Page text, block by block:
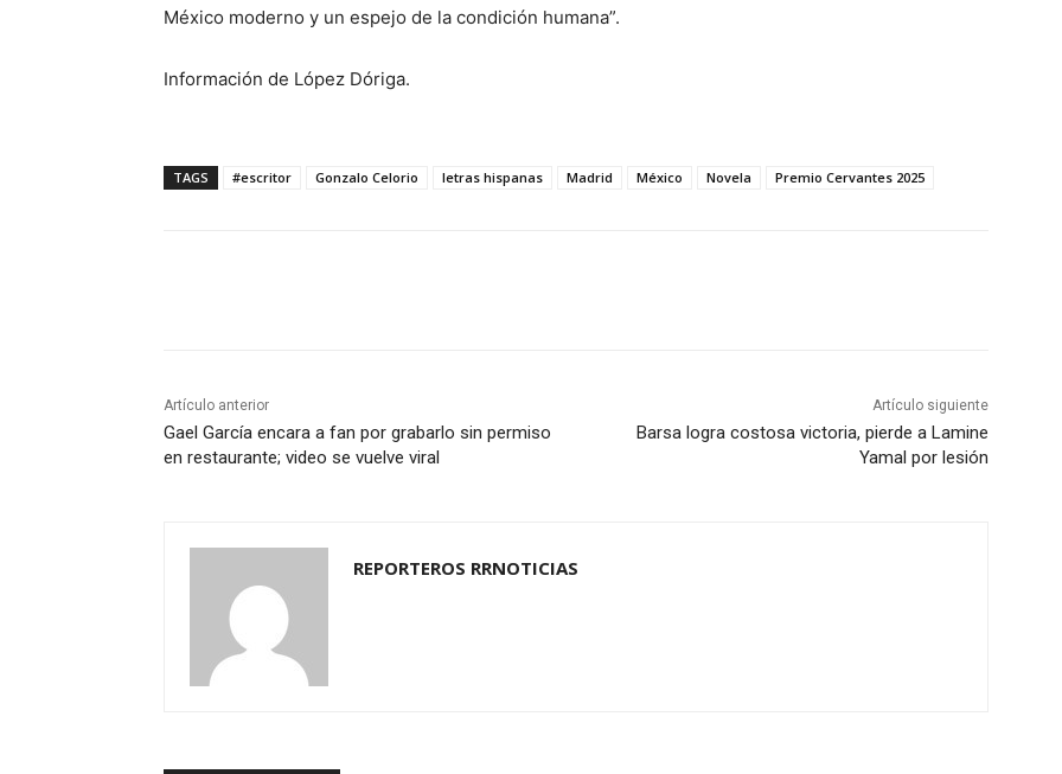
México moderno y un espejo de la condición humana”.
Información de López Dóriga.
TAGS #escritor Gonzalo Celorio letras hispanas Madrid México Novela Premio Cervantes 2025
Artículo anterior
Gael García encara a fan por grabarlo sin permiso
en restaurante; video se vuelve viral
Artículo siguiente
Barsa logra costosa victoria, pierde a Lamine
Yamal por lesión
REPORTEROS RRNOTICIAS